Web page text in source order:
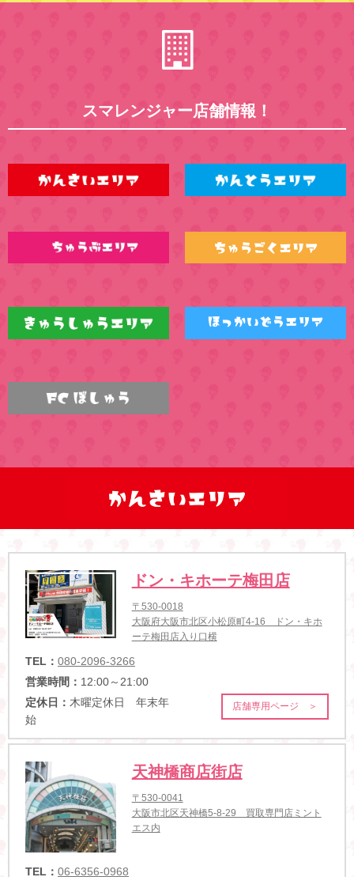
スマレンジャー店舗情報！
ドン・キホーテ梅田店
〒530-0018
大阪府大阪市北区小松原町4-16 ドン・キホ
ーテ梅田店入り口横
TEL： 080-2096-3266
営業時間： 12:00～21:00
定休日： 木曜定休日 年末年
始
店舗専用ページ ＞
天神橋商店街店
〒530-0041
大阪市北区天神橋5-8-29 買取専門店ミント
エス内
TEL： 06-6356-0968